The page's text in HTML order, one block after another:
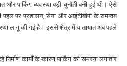
और पार्किंग व्यवस्था बड़ी चुनौती बनी हुई थी। ऐसे
पहल पर प्रशासन, सेना और आईटीबीपी के समन्वय
लागू की गई है। इससे क्षेत्र में यातायात अब पहले
कार्यों के कारण पार्किंग की समस्या लगातार